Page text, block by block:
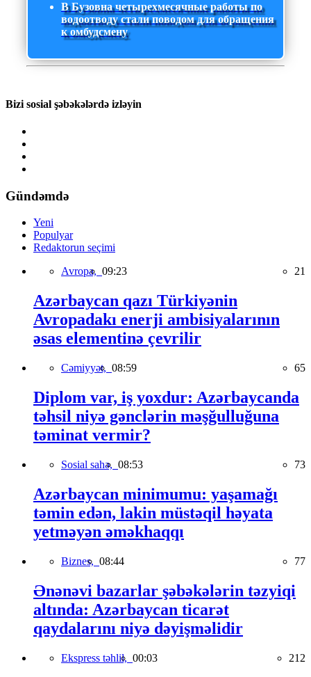
В Бузовна четырехмесячные работы по
водоотводу стали поводом для обращения
к омбудсмену
Bizi sosial şəbəkələrdə izləyin
Gündəmdə
Yeni
Populyar
Redaktorun seçimi
Avropa, 09:23 21
Azərbaycan qazı Türkiyənin
Avropadakı enerji ambisiyalarının
əsas elementinə çevrilir
Cəmiyyət, 08:59 65
Diplom var, iş yoxdur: Azərbaycanda
təhsil niyə gənclərin məşğulluğuna
təminat vermir?
Sosial sahə, 08:53 73
Azərbaycan minimumu: yaşamağı
təmin edən, lakin müstəqil həyata
yetməyən əməkhaqqı
Biznes, 08:44 77
Ənənəvi bazarlar şəbəkələrin təzyiqi
altında: Azərbaycan ticarət
qaydalarını niyə dəyişməlidir
Ekspress təhlil, 00:03 212